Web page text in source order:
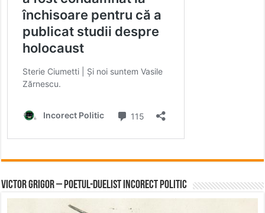
Victor Grigor – Poetul-Duelist Incorect Politic